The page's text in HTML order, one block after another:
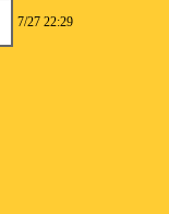
7/27 22:29